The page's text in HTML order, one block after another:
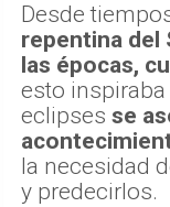
Desde
repentina del
las épocas,
esto inspiraba
eclipses se
la necesidad
y predecirlos.